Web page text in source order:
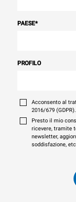
PAESE*
PROFILO
Acconsento al
2016/679 (GDPR).
Presto il mio
ricevere, tramite
newsletter,
soddisfazione,